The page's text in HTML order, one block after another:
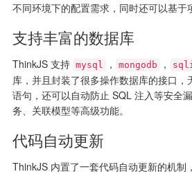
不同环境下的配置需求，同时还可以基于
支持丰富的数据库
ThinkJS 支持 mysql ， mongodb ，
库，并且封装了很多操作数据库的接口，
语句，还可以自动防止 SQL 注入等安全
务、关联模型等高级功能。
代码自动更新
ThinkJS 内置了一套代码自动更新的机制